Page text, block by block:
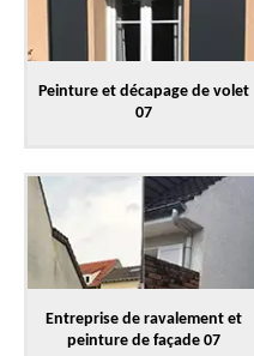
Peinture et décapage de volet
07
Entreprise de ravalement et
peinture de façade 07